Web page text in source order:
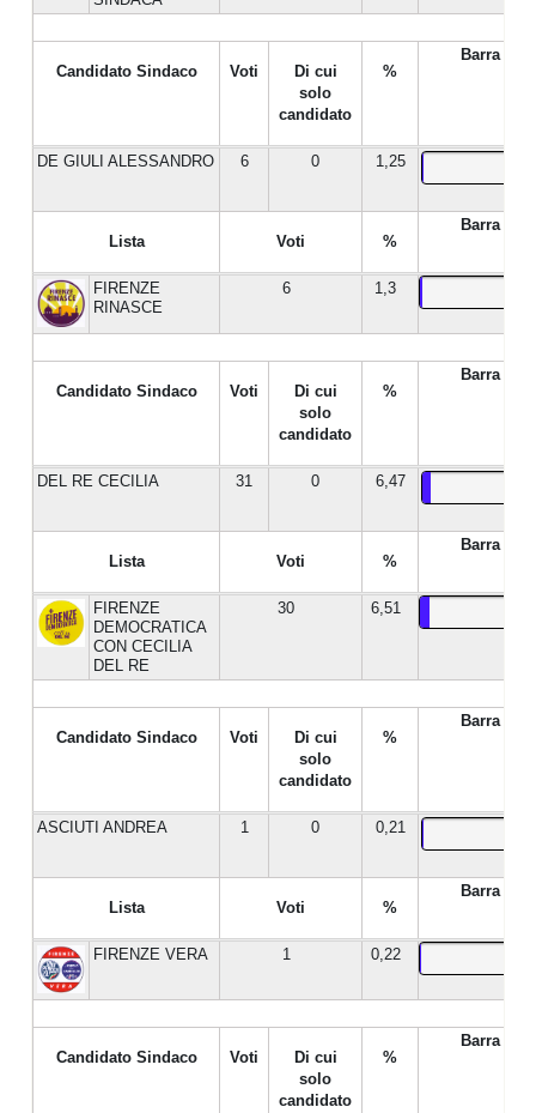
Candidato Sindaco Voti
Di cui
solo
candidato
%
Barra %
DE GIULI ALESSANDRO 6 0 1,25
Lista Voti %
Barra %
FIRENZE
RINASCE
6 1,3
Candidato Sindaco Voti
Di cui
solo
candidato
%
Barra %
DEL RE CECILIA 31 0 6,47
Lista Voti %
Barra %
FIRENZE
DEMOCRATICA
CON CECILIA
DEL RE
30 6,51
Candidato Sindaco Voti
Di cui
solo
candidato
%
Barra %
ASCIUTI ANDREA 1 0 0,21
Lista Voti %
Barra %
FIRENZE VERA 1 0,22
Candidato Sindaco Voti
Di cui
solo
candidato
%
Barra %